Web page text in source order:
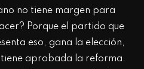
no tiene margen para
Porque el partido que
eso, gana la elección,
aprobada la reforma.